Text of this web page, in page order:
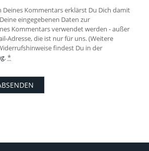
Deines Kommentars erklärst Du Dich damit
eingegebenen Daten zur
Kommentars verwendet werden - außer
Adresse, die ist nur für uns. (Weitere
findest Du in der
.*